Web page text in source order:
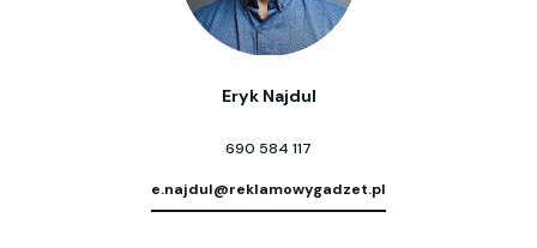
Eryk Najdul
690 584 117
e.najdul@reklamowygadzet.pl